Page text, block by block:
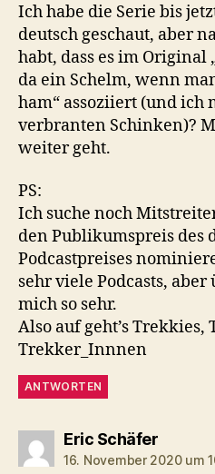
Ich habe die Serie bis
deutsch geschaut, aber
habt, dass es im Original
da ein Schelm, wenn
ham“ assoziiert (und ich
verbranten Schinken)?
weiter geht.
PS:
Ich suche noch
den Publikumspreis des
Podcastpreises
sehr viele Podcasts,
mich so sehr.
Also auf geht’s Trekkies,
Trekker_Innnen
ANTWORTEN
Eric Schäfersagt:
16. November 2020 um